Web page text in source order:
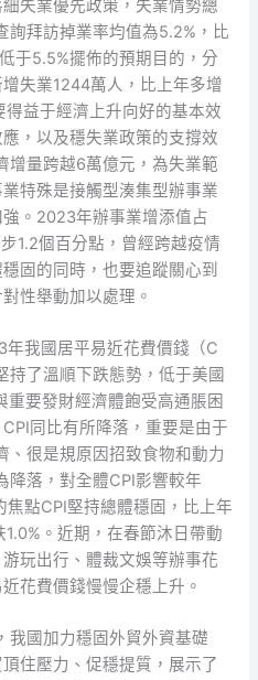
失業優先政策，失業情勢總
拜訪掉業率均值為5.2%，比
低于5.5%擺佈的預期目的，分
失業1244萬人，比上年多增
益于經濟上升向好的基本效
，以及穩失業政策的支撐效
增量跨越6萬億元，為失業範
特殊是接觸型湊集型辦事業
。2023年辦事業增添值占
1.2個百分點，曾經跨越疫情
固的同時，也要追蹤關心到
性舉動加以處理。
年我國居平易近花費價錢（C
持了溫順下跌態勢，低于美國
重要發財經濟體飽受高通脹困
同比有所降落，重要是由于
很是規原因招致食物和動力
落，對全體CPI影響較年
焦點CPI堅持總體穩固，比上年
。近期，在春節沐日帶動
玩出行、體裁文娛等辦事花
花費價錢慢慢企穩上升。
我國加力穩固外貿外資基礎
住壓力、促穩提質，展示了